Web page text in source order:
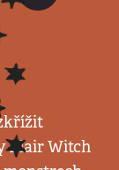
Blair Witch